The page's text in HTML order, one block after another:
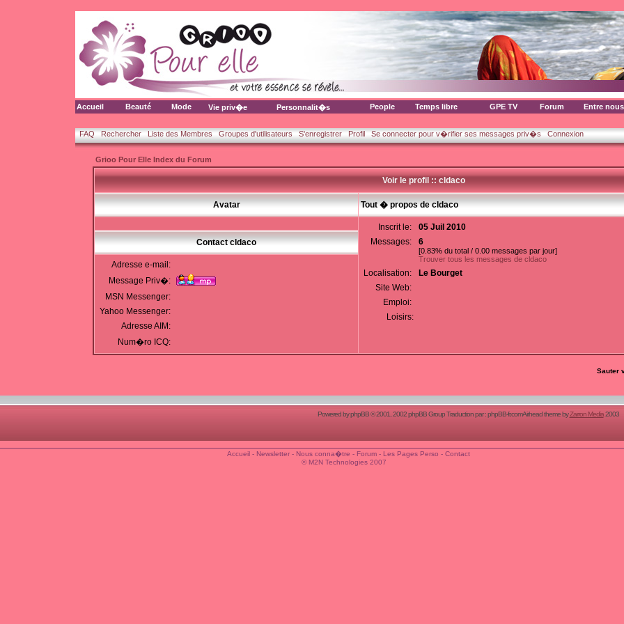
Accueil Beauté Mode Vie priv�e Personnalit�s People Temps libre GPE TV Forum Entre nous
FAQ Rechercher Liste des Membres Groupes d'utilisateurs S'enregistrer Profil Se connecter pour v�rifier ses messages priv�s Connexion
Grioo Pour Elle Index du Forum
Voir le profil :: cldaco
Avatar Tout � propos de cldaco
Inscrit le:
05 Juil 2010
Messages:
6
[0.83% du total / 0.00 messages par jour]
Trouver tous les messages de cldaco
Localisation:
Le Bourget
Site Web:
Emploi:
Loisirs:
Contact cldaco
Adresse e-mail:
Message Priv�:
MSN Messenger:
Yahoo Messenger:
Adresse AIM:
Num�ro ICQ:
Sauter
Powered byphpBB© 2001, 2002 phpBB Group Traduction par :phpBB-fr.comAirhead theme byZarron Media2003
Accueil- Newsletter- Nous conna�tre - Forum- Les Pages Perso - Contact
© M2N Technologies 2007